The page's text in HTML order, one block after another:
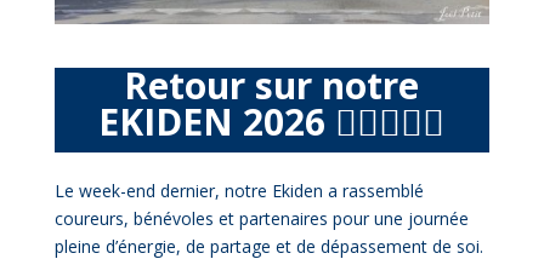
Retour sur notre
EKIDEN 2026 🏃‍♂️🏃‍♀️✨
Le week-end dernier, notre Ekiden a rassemblé
coureurs, bénévoles et partenaires pour une journée
pleine d’énergie, de partage et de dépassement de soi.